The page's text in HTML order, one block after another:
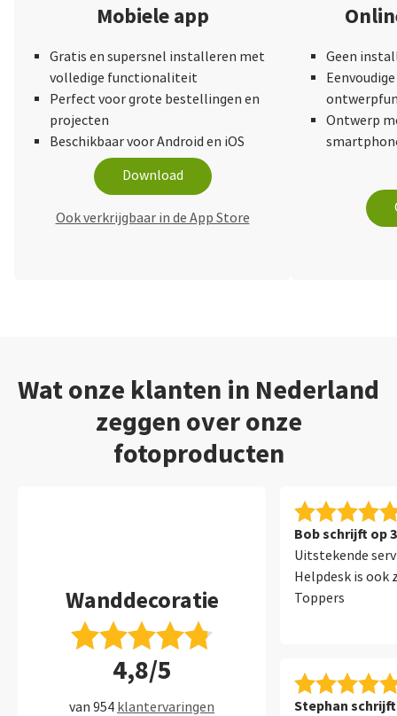
Mobiele app
Gratis en supersnel installeren met
volledige functionaliteit
Perfect voor grote bestellingen en
projecten
Beschikbaar voor Android en iOS
Download
Ook verkrijgbaar in de App Store
Geen
Ontwerp
Wat onze klanten in Nederland
zeggen over onze
fotoproducten
Wanddecoratie
4,8/5
van 954 klantervaringen
Bob schrijft op
Uitstekende
Helpdesk is ook
Toppers
Stephan schrijft